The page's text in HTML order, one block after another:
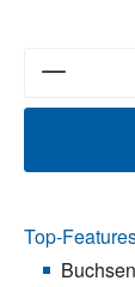
Top-